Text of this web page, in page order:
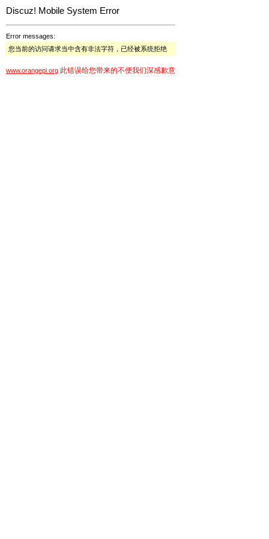
Discuz! Mobile System Error
Error messages:
您当前的访问请求当中含有非法字符，已经被系统拒绝
www.orangepi.org 此错误给您带来的不便我们深感歉意